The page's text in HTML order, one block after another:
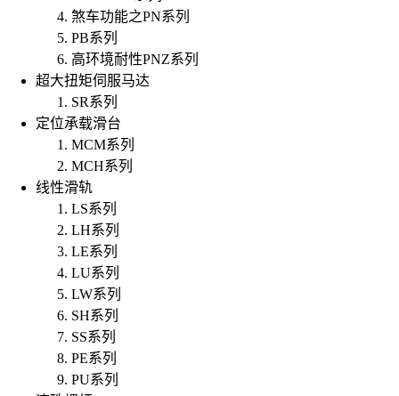
煞车功能之PN系列
PB系列
高环境耐性PNZ系列
超大扭矩伺服马达
SR系列
定位承载滑台
MCM系列
MCH系列
线性滑轨
LS系列
LH系列
LE系列
LU系列
LW系列
SH系列
SS系列
PE系列
PU系列